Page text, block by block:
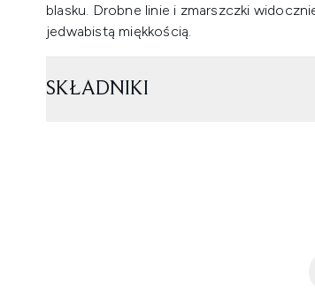
blasku. Drobne linie i zmarszczki
jedwabistą miękkością.
SKŁADNIKI